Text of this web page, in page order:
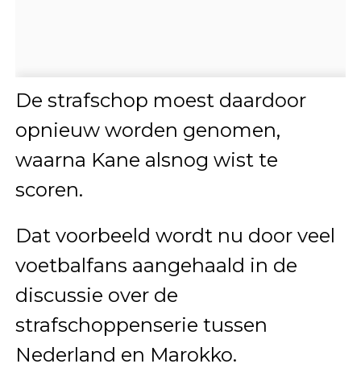
De strafschop moest daardoor
opnieuw worden genomen,
waarna Kane alsnog wist te
scoren.
Dat voorbeeld wordt nu door veel
voetbalfans aangehaald in de
discussie over de
strafschoppenserie tussen
Nederland en Marokko.